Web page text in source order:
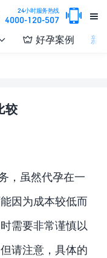

24小时服务热线
4000-120-507 
 好孕案例 新
较
，虽然代孕在一
因为成本较低而
需要非常谨慎以
请注意，具体的